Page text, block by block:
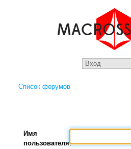
Список форумов
Имя
пользователя: